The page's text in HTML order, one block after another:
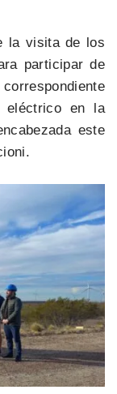
la visita de los
participar de
eléctrico en la
este